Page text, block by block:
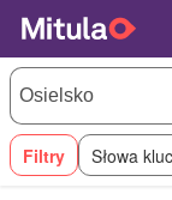
Filtry Słowa